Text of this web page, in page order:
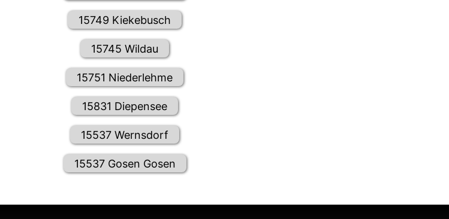
15749 Kiekebusch
15745 Wildau
15751 Niederlehme
15831 Diepensee
15537 Wernsdorf
15537 Gosen Gosen